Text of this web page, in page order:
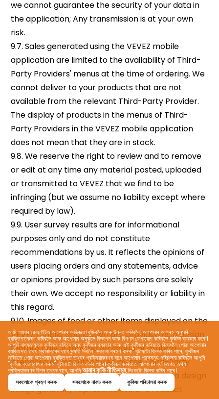
আমি আমাৰ ৱেবছাইটত আপোনাৰ অভিজ্ঞতা বুজিবলৈ আৰু উন্নত কৰিবলৈ, আপোনাৰ আগ্ৰহ অনুসৰি
ব্যক্তিগতকৰণ কৰিবলৈ আৰু আপোনাৰ অনুকূলে বিজ্ঞাপন আৰু বিপণন যোগাযোগ কৰিবলৈ কুকীজ ব্যৱহাৰ কৰো।
আপুনি বাধ্যতামূলক কুকীজৰ বাহিৰে অন্য কুকীজৰ ব্যৱহাৰ আৰু এই কুকীজৰ জৰিয়তে বিদেশলৈ পোৱা আপোনাৰ
ব্যক্তিগত তথ্য স্থানান্তৰৰ বাবে সন্মতি দিবলৈ "সকলো গ্ৰহণ কৰক" বুটামটো ক্লিক কৰিব পাৰে; কুকীজৰ
জৰিয়তে পোৱা আপোনাৰ ব্যক্তিগত তথ্যৰ প্ৰক্ৰিয়াকৰণৰ বাবে আপোনাৰ পছন্দসমূহ পৰিচালনা কৰিবলৈ আপুনি
"কুকীজ ব্যৱস্থাপনা কৰক" বুটামটো ক্লিক কৰিব পাৰে। কুকীজৰ জৰিয়তে আপোনাৰ ব্যক্তিগত তথ্য
প্ৰক্ৰিয়াকৰণৰ বিশদ তথ্যৰ বাবে, আপুনিআমাৰ কুকি নীতিসমূহলিংকটো ক্লিক কৰিব পাৰে।
সকলোকে গ্ৰহণ কৰক সকলোকে নাকচ কৰক কুকিজ পৰিচালনা কৰক